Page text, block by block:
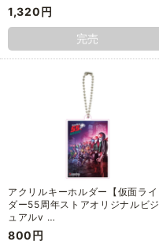
1,320円
完売
アクリルキーホルダー【仮面ライ
ダー55周年ストアオリジナルビジ
ュアルv …
800円